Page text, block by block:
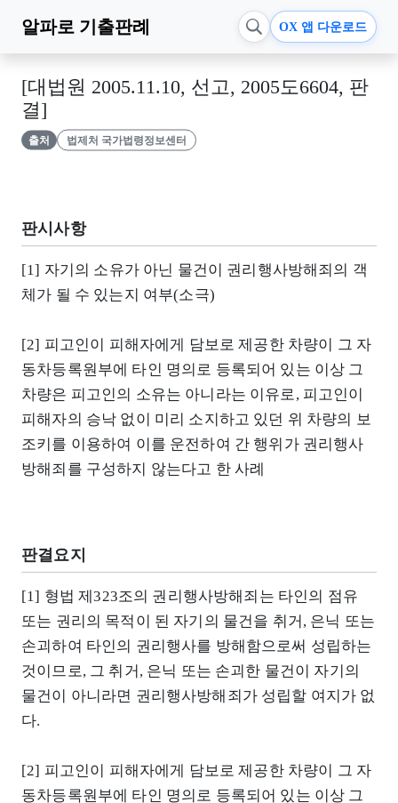
알파로 기출판례 OX 앱 다운로드
[대법원 2005.11.10, 선고, 2005도6604, 판
결]
출처 법제처 국가법령정보센터
판시사항
[1] 자기의 소유가 아닌 물건이 권리행사방해죄의 객
체가 될 수 있는지 여부(소극)
[2] 피고인이 피해자에게 담보로 제공한 차량이 그 자
동차등록원부에 타인 명의로 등록되어 있는 이상 그
차량은 피고인의 소유는 아니라는 이유로, 피고인이
피해자의 승낙 없이 미리 소지하고 있던 위 차량의 보
조키를 이용하여 이를 운전하여 간 행위가 권리행사
방해죄를 구성하지 않는다고 한 사례
판결요지
[1] 형법 제323조의 권리행사방해죄는 타인의 점유
또는 권리의 목적이 된 자기의 물건을 취거, 은닉 또는
손괴하여 타인의 권리행사를 방해함으로써 성립하는
것이므로, 그 취거, 은닉 또는 손괴한 물건이 자기의
물건이 아니라면 권리행사방해죄가 성립할 여지가 없
다.
[2] 피고인이 피해자에게 담보로 제공한 차량이 그 자
동차등록원부에 타인 명의로 등록되어 있는 이상 그